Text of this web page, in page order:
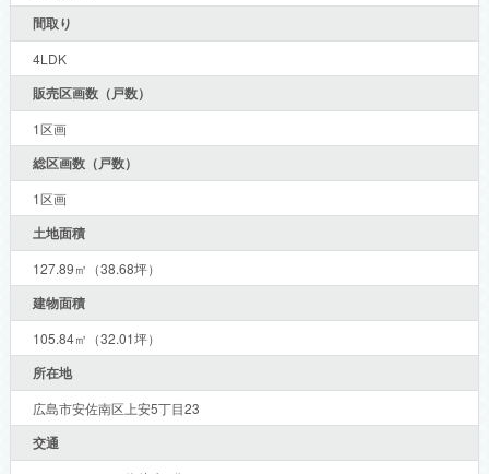
間取り
4LDK
販売区画数（戸数）
1区画
総区画数（戸数）
1区画
土地面積
127.89㎡（38.68坪）
建物面積
105.84㎡（32.01坪）
所在地
広島市安佐南区上安5丁目23
交通